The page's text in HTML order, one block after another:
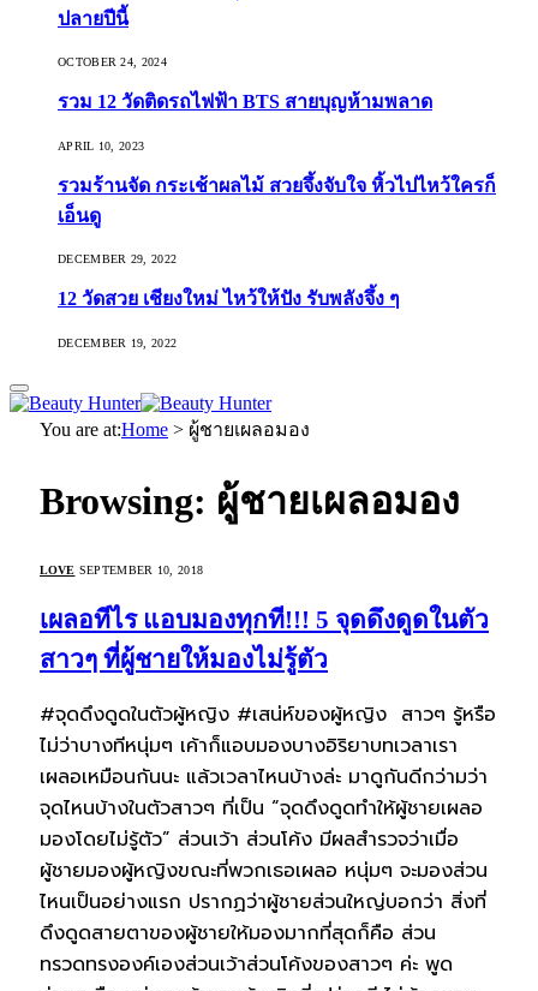
ปลายปีนี้
OCTOBER 24, 2024
รวม 12 วัดติดรถไฟฟ้า BTS สายบุญห้ามพลาด
APRIL 10, 2023
รวมร้านจัด กระเช้าผลไม้ สวยจึ้งจับใจ หิ้วไปไหว้ใครก็
เอ็นดู
DECEMBER 29, 2022
12 วัดสวย เชียงใหม่ ไหว้ให้ปัง รับพลังจึ้ง ๆ
DECEMBER 19, 2022
You are at:Home > ผู้ชายเผลอมอง
Browsing: ผู้ชายเผลอมอง
LOVE SEPTEMBER 10, 2018
เผลอทีไร แอบมองทุกที!!! 5 จุดดึงดูดในตัว
สาวๆ ที่ผู้ชายให้มองไม่รู้ตัว
#จุดดึงดูดในตัวผู้หญิง #เสน่ห์ของผู้หญิง สาวๆ รู้หรือ
ไม่ว่าบางทีหนุ่มๆ เค้าก็แอบมองบางอิริยาบทเวลาเรา
เผลอเหมือนกันนะ แล้วเวลาไหนบ้างล่ะ มาดูกันดีกว่ามว่า
จุดไหนบ้างในตัวสาวๆ ที่เป็น “จุดดึงดูดทำให้ผู้ชายเผลอ
มองโดยไม่รู้ตัว” ส่วนเว้า ส่วนโค้ง มีผลสำรวจว่าเมื่อ
ผู้ชายมองผู้หญิงขณะที่พวกเธอเผลอ หนุ่มๆ จะมองส่วน
ไหนเป็นอย่างแรก ปรากฏว่าผู้ชายส่วนใหญ่บอกว่า สิ่งที่
ดึงดูดสายตาของผู้ชายให้มองมากที่สุดก็คือ ส่วน
ทรวดทรงองค์เองส่วนเว้าส่วนโค้งของสาวๆ ค่ะ พูด